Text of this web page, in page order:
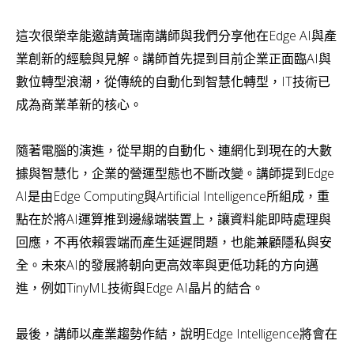
n
這次很榮幸能邀請黃瑞南講師與我們分享他在Edge AI與產
業創新的經驗與見解。講師首先提到目前企業正面臨AI與
數位轉型浪潮，從傳統的自動化到智慧化轉型，IT技術已
成為商業革新的核心。
隨著電腦的演進，從早期的自動化、連網化到現在的大數
據與智慧化，企業的營運型態也不斷改變。講師提到Edge
AI是由Edge Computing與Artificial Intelligence所組成，重
點在於將AI運算推到邊緣端裝置上，讓資料能即時處理與
回應，不再依賴雲端而產生延遲問題，也能兼顧隱私與安
全。未來AI的發展將朝向更高效率與更低功耗的方向邁
進，例如TinyML技術與Edge AI晶片的結合。
最後，講師以產業趨勢作結，說明Edge Intelligence將會在